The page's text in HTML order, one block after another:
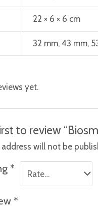
22 × 6 × 6 cm
32 mm, 43 mm,
yet.
to review
address will not be
*
*